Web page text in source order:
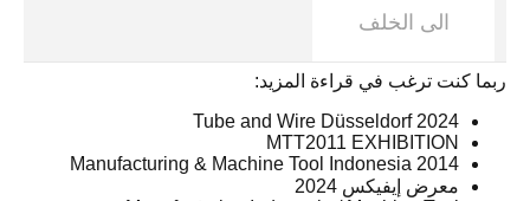
الى الخلف
ربما كنت ترغب في قراءة المزيد:
Tube and Wire Düsseldorf 2024
MTT2011 EXHIBITION
Manufacturing & Machine Tool Indonesia 2014
معرض إيفيكس 2024